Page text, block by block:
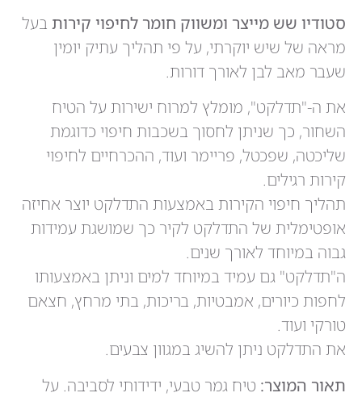
סטודיו שש מייצר ומשווק חומר לחיפוי קירות בעל
מראה של שיש יוקרתי, על פי תהליך עתיק יומין
שעבר מאב לבן לאורך דורות.
את ה-"תדלקט", מומלץ למרוח ישירות על הטיח
השחור, כך שניתן לחסוך בשכבות חיפוי כדוגמת
שליכטה, שפכטל, פריימר ועוד, ההכרחיים לחיפוי
קירות רגילים.
תהליך חיפוי הקירות באמצעות התדלקט יוצר אחיזה
אופטימלית של התדלקט לקיר כך שמושגת עמידות
גבוה במיוחד לאורך שנים.
ה"תדלקט" גם עמיד במיוחד למים וניתן באמצעותו
לחפות כיורים, אמבטיות, בריכות, בתי מרחץ, חצאם
טורקי ועוד.
את התדלקט ניתן להשיג במגוון צבעים.
תאור המוצר: טיח גמר טבעי, ידידותי לסביבה. על